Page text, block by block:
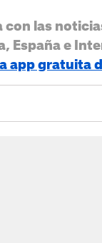
con las
España e
app gratuita